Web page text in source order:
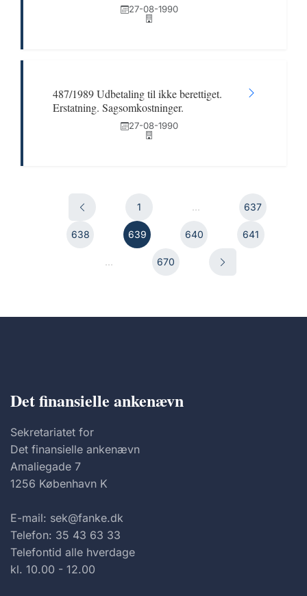
27-08-1990
487/1989 Udbetaling til ikke berettiget.
Erstatning. Sagsomkostninger.
27-08-1990
1 ... 637
638 639 640 641
... 670
Det finansielle ankenævn
Sekretariatet for
Det finansielle ankenævn
Amaliegade 7
1256 København K
E-mail: sek@fanke.dk
Telefon: 35 43 63 33
Telefontid alle hverdage
kl. 10.00 - 12.00